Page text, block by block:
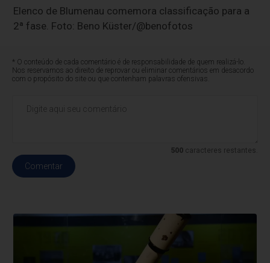
Elenco de Blumenau comemora classificação para a
2ª fase. Foto: Beno Küster/@benofotos
* O conteúdo de cada comentário é de responsabilidade de quem realizá-lo.
Nos reservamos ao direito de reprovar ou eliminar comentários em desacordo
com o propósito do site ou que contenham palavras ofensivas.
500caracteres restantes.
Comentar